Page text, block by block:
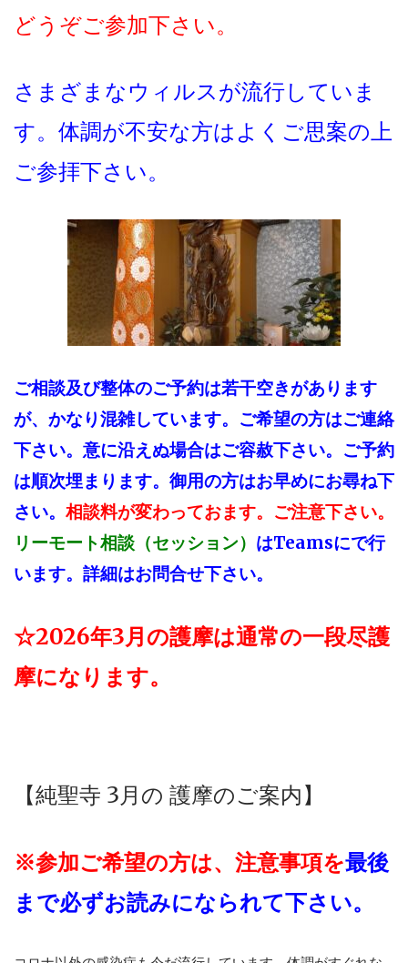
どうぞご参加下さい。
さまざまなウィルスが流行していま
す。体調が不安な方はよくご思案の上
ご参拝下さい。
ご相談及び整体のご予約は若干空きがあります
が、かなり混雑しています。ご希望の方はご連絡
下さい。 意に沿えぬ場合はご容赦下さい。ご予約
は順次埋まります。 御用の方はお早めにお尋ね下
さい。 相談料が変わっておます。ご注意下さい。
リーモート相談（セッション） はTeamsにで行
います。 詳細はお問合せ下さい。
☆2026年3月の護摩は通常の一段尽護
摩になります。
【純聖寺 3月の 護摩のご案内】
※参加ご希望の方は、 注意事項を最後
まで必ずお読みになられて下さい。